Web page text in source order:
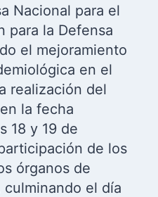
Nacional para el
para la Defensa
el mejoramiento
en el
realización del
la fecha
18 y 19 de
de los
órganos de
el día